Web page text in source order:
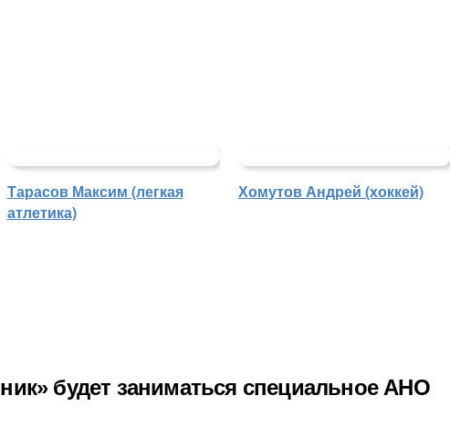
Тарасов Максим (легкая
атлетика)
Хомутов Андрей (хоккей)
будет заниматься специальное АНО